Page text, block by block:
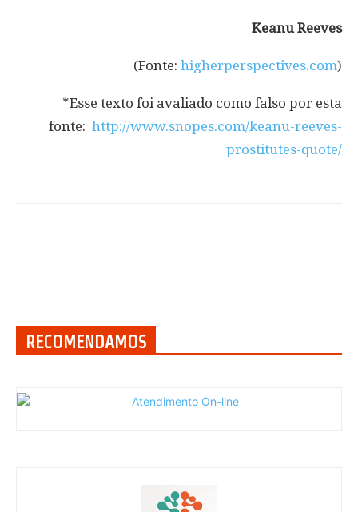
Keanu Reeves
(Fonte: higherperspectives.com)
*Esse texto foi avaliado como falso por esta
fonte: http://www.snopes.com/keanu-reeves-
prostitutes-quote/
RECOMENDAMOS